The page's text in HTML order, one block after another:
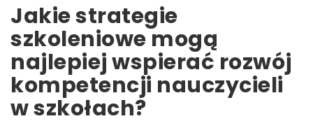
Jakie strategie
szkoleniowe mogą
najlepiej wspierać rozwój
kompetencji nauczycieli
w szkołach?